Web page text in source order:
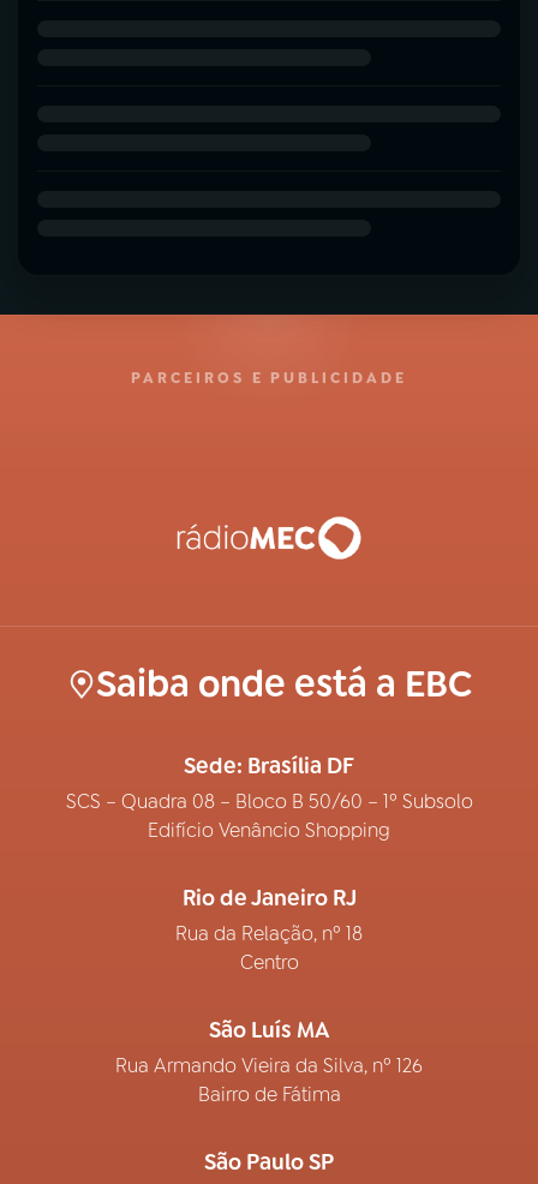
PARCEIROS E PUBLICIDADE
Saiba onde está a EBC
Sede: Brasília DF
SCS – Quadra 08 – Bloco B 50/60 – 1º Subsolo
Edifício Venâncio Shopping
Rio de Janeiro RJ
Rua da Relação, nº 18
Centro
São Luís MA
Rua Armando Vieira da Silva, nº 126
Bairro de Fátima
São Paulo SP